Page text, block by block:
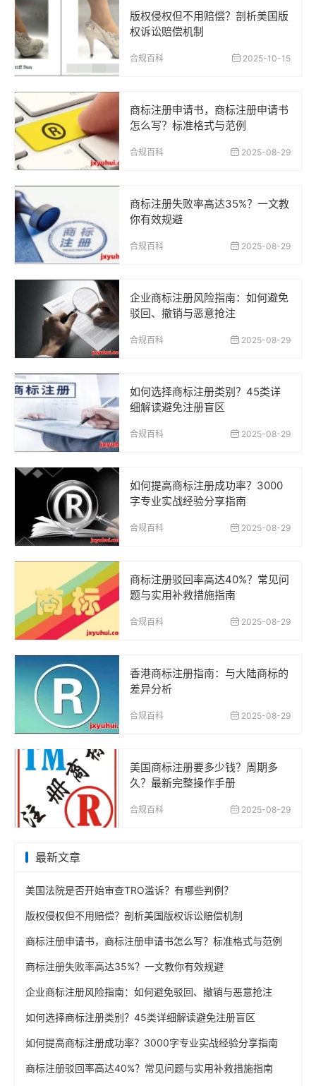
版权侵权但不用赔偿？剖析美国版
权诉讼赔偿机制
合规百科 2025-10-15
商标注册申请书，商标注册申请书
怎么写？标准格式与范例
合规百科 2025-08-29
商标注册失败率高达35%？一文教
你有效规避
合规百科 2025-08-29
企业商标注册风险指南：如何避免
驳回、撤销与恶意抢注
合规百科 2025-08-29
如何选择商标注册类别？45类详
细解读避免注册盲区
合规百科 2025-08-29
如何提高商标注册成功率？3000
字专业实战经验分享指南
合规百科 2025-08-29
商标注册驳回率高达40%？常见问
题与实用补救措施指南
合规百科 2025-08-29
香港商标注册指南：与大陆商标的
差异分析
合规百科 2025-08-29
美国商标注册要多少钱？周期多
久？最新完整操作手册
合规百科 2025-08-29
最新文章
美国法院是否开始审查TRO滥诉？有哪些判例？
版权侵权但不用赔偿？剖析美国版权诉讼赔偿机制
商标注册申请书，商标注册申请书怎么写？标准格式与范例
商标注册失败率高达35%？一文教你有效规避
企业商标注册风险指南：如何避免驳回、撤销与恶意抢注
如何选择商标注册类别？45类详细解读避免注册盲区
如何提高商标注册成功率？3000字专业实战经验分享指南
商标注册驳回率高达40%？常见问题与实用补救措施指南